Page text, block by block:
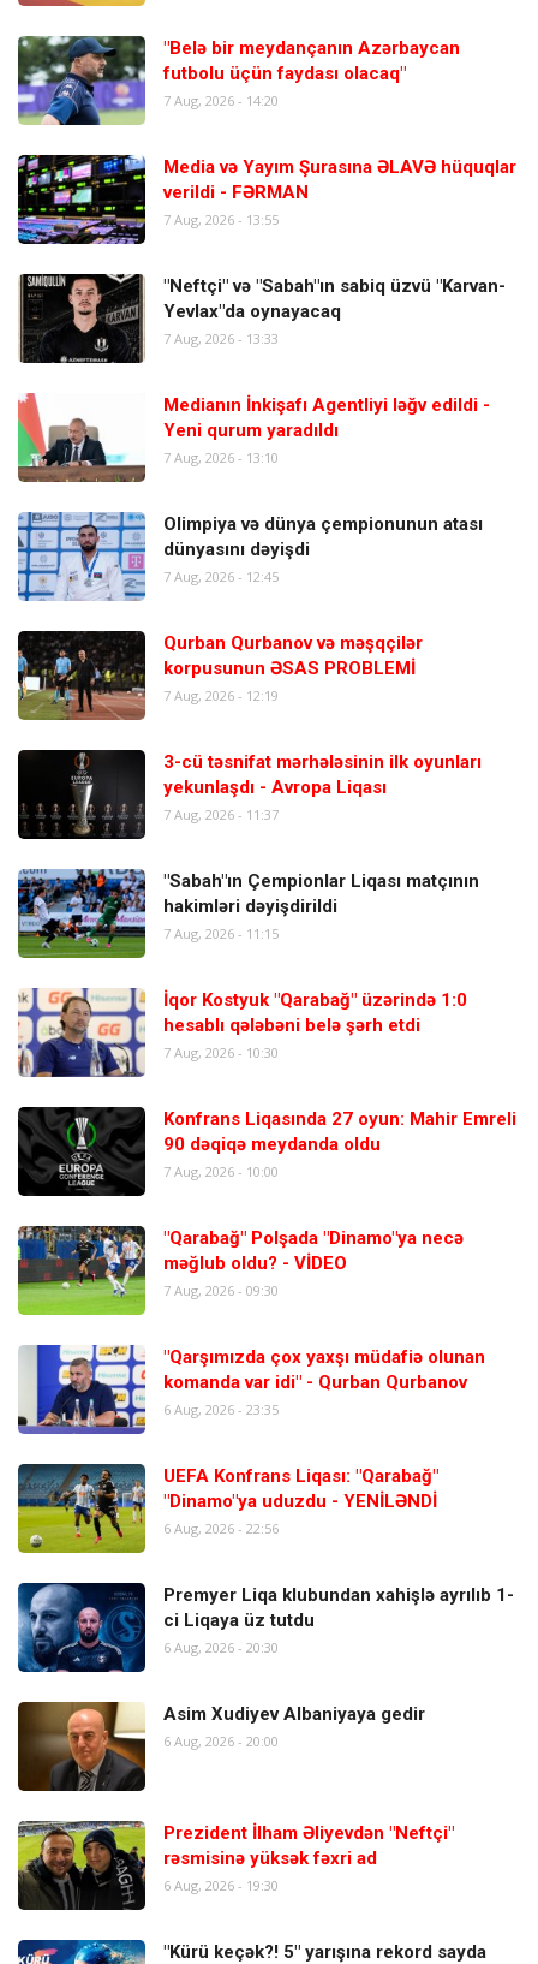
"Belə bir meydançanın Azərbaycan
futbolu üçün faydası olacaq"
7 Aug, 2026 - 14:20
Media və Yayım Şurasına ƏLAVƏ hüquqlar
verildi - FƏRMAN
7 Aug, 2026 - 13:55
"Neftçi" və "Sabah"ın sabiq üzvü "Karvan-
Yevlax"da oynayacaq
7 Aug, 2026 - 13:33
Medianın İnkişafı Agentliyi ləğv edildi -
Yeni qurum yaradıldı
7 Aug, 2026 - 13:10
Olimpiya və dünya çempionunun atası
dünyasını dəyişdi
7 Aug, 2026 - 12:45
Qurban Qurbanov və məşqçilər
korpusunun ƏSAS PROBLEMİ
7 Aug, 2026 - 12:19
3-cü təsnifat mərhələsinin ilk oyunları
yekunlaşdı - Avropa Liqası
7 Aug, 2026 - 11:37
"Sabah"ın Çempionlar Liqası matçının
hakimləri dəyişdirildi
7 Aug, 2026 - 11:15
İqor Kostyuk "Qarabağ" üzərində 1:0
hesablı qələbəni belə şərh etdi
7 Aug, 2026 - 10:30
Konfrans Liqasında 27 oyun: Mahir Emreli
90 dəqiqə meydanda oldu
7 Aug, 2026 - 10:00
"Qarabağ" Polşada "Dinamo"ya necə
məğlub oldu? - VİDEO
7 Aug, 2026 - 09:30
"Qarşımızda çox yaxşı müdafiə olunan
komanda var idi" - Qurban Qurbanov
6 Aug, 2026 - 23:35
UEFA Konfrans Liqası: "Qarabağ"
"Dinamo"ya uduzdu - YENİLƏNDİ
6 Aug, 2026 - 22:56
Premyer Liqa klubundan xahişlə ayrılıb 1-
ci Liqaya üz tutdu
6 Aug, 2026 - 20:30
Asim Xudiyev Albaniyaya gedir
6 Aug, 2026 - 20:00
Prezident İlham Əliyevdən "Neftçi"
rəsmisinə yüksək fəxri ad
6 Aug, 2026 - 19:30
"Kürü keçək?! 5" yarışına rekord sayda